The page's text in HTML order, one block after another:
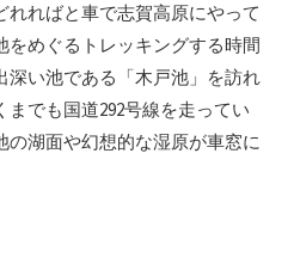
ればと車で志賀高原にやって
をめぐるトレッキングする時間
深い池である「木戸池」を訪れ
でも国道292号線を走ってい
の湖面や幻想的な湿原が車窓に